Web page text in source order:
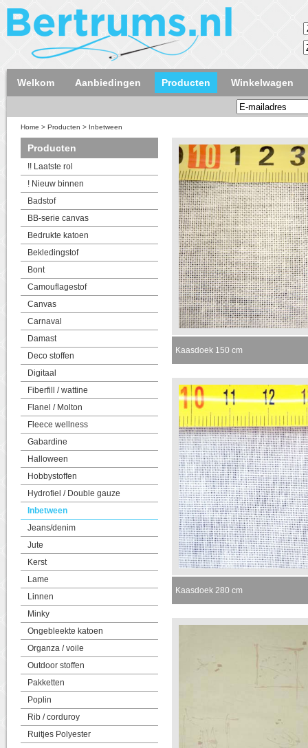
Welkom Aanbiedingen Producten Winkelwagen
Home > Producten > Inbetween
Producten
!! Laatste rol
! Nieuw binnen
Badstof
BB-serie canvas
Bedrukte katoen
Bekledingstof
Bont
Camouflagestof
Canvas
Carnaval
Damast
Deco stoffen
Digitaal
Fiberfill / wattine
Flanel / Molton
Fleece wellness
Gabardine
Halloween
Hobbystoffen
Hydrofiel / Double gauze
Inbetween
Jeans/denim
Jute
Kerst
Lame
Linnen
Minky
Ongebleekte katoen
Organza / voile
Outdoor stoffen
Pakketten
Poplin
Rib / corduroy
Ruitjes Polyester
Kaasdoek 150 cm
Kaasdoek 280 cm